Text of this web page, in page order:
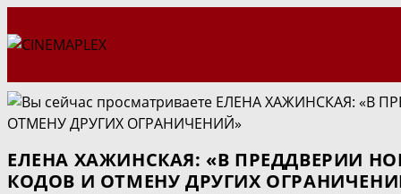
к
ЕЛЕНА ХАЖИНСКАЯ: «В ПРЕДДВЕРИИ
КОДОВ И ОТМЕНУ ДРУГИХ